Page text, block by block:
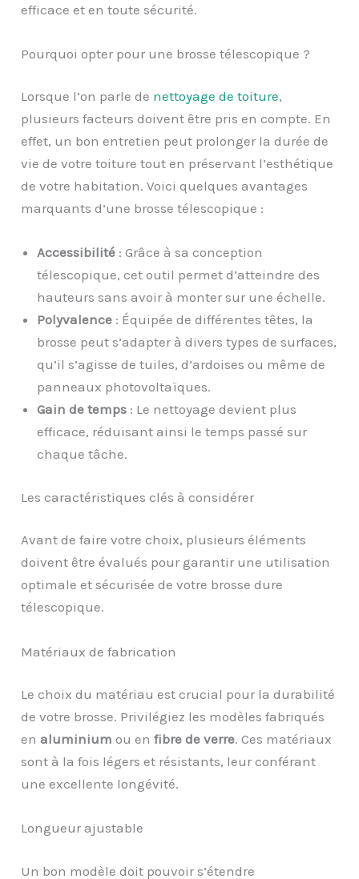
efficace et en toute sécurité.
Pourquoi opter pour une brosse télescopique ?
Lorsque l’on parle de nettoyage de toiture,
plusieurs facteurs doivent être pris en compte. En
effet, un bon entretien peut prolonger la durée de
vie de votre toiture tout en préservant l’esthétique
de votre habitation. Voici quelques avantages
marquants d’une brosse télescopique :
Accessibilité : Grâce à sa conception
télescopique, cet outil permet d’atteindre des
hauteurs sans avoir à monter sur une échelle.
Polyvalence : Équipée de différentes têtes, la
brosse peut s’adapter à divers types de surfaces,
qu’il s’agisse de tuiles, d’ardoises ou même de
panneaux photovoltaïques.
Gain de temps : Le nettoyage devient plus
efficace, réduisant ainsi le temps passé sur
chaque tâche.
Les caractéristiques clés à considérer
Avant de faire votre choix, plusieurs éléments
doivent être évalués pour garantir une utilisation
optimale et sécurisée de votre brosse dure
télescopique.
Matériaux de fabrication
Le choix du matériau est crucial pour la durabilité
de votre brosse. Privilégiez les modèles fabriqués
enaluminium ou enfibre de verre. Ces matériaux
sont à la fois légers et résistants, leur conférant
une excellente longévité.
Longueur ajustable
Un bon modèle doit pouvoir s’étendre